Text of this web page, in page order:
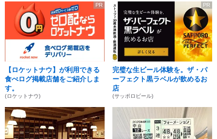
PR
【ロケットナウ】が利用できる
食べログ掲載店舗をご紹介しま
す。
(ロケットナウ)
PR
完璧な生ビール体験を。ザ・パ
ーフェクト黒ラベルが飲めるお
店
(サッポロビール)